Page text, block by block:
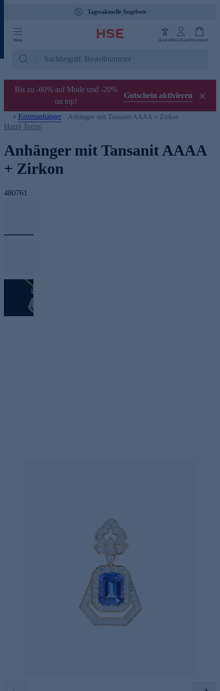
Tagesaktuelle Angebote
Menü AnsichtMein KontoWarenkorb
Bis zu -60% auf Mode und -20%
on top!
Gutschein aktivieren
Kettenanhänger Anhänger mit Tansanit AAAA + Zirkon
Harry Ivens
Anhänger mit Tansanit AAAA
+ Zirkon
480761